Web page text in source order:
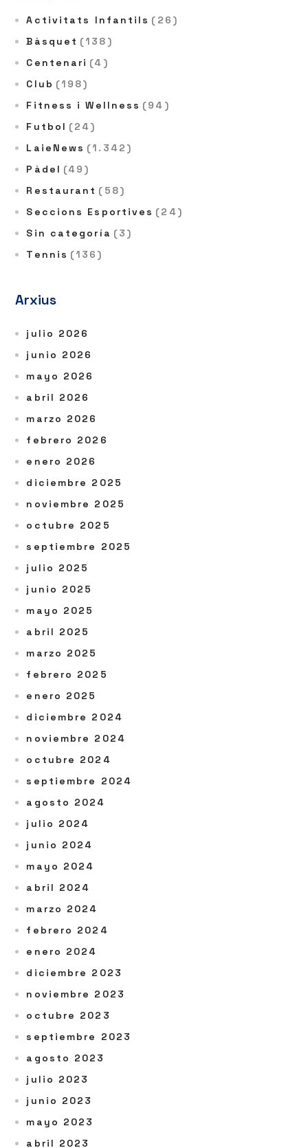
Activitats Infantils (26)
Bàsquet (138)
Centenari (4)
Club (198)
Fitness i Wellness (94)
Futbol (24)
LaieNews (1.342)
Pàdel (49)
Restaurant (58)
Seccions Esportives (24)
Sin categoría (3)
Tennis (136)
Arxius
julio 2026
junio 2026
mayo 2026
abril 2026
marzo 2026
febrero 2026
enero 2026
diciembre 2025
noviembre 2025
octubre 2025
septiembre 2025
julio 2025
junio 2025
mayo 2025
abril 2025
marzo 2025
febrero 2025
enero 2025
diciembre 2024
noviembre 2024
octubre 2024
septiembre 2024
agosto 2024
julio 2024
junio 2024
mayo 2024
abril 2024
marzo 2024
febrero 2024
enero 2024
diciembre 2023
noviembre 2023
octubre 2023
septiembre 2023
agosto 2023
julio 2023
junio 2023
mayo 2023
abril 2023